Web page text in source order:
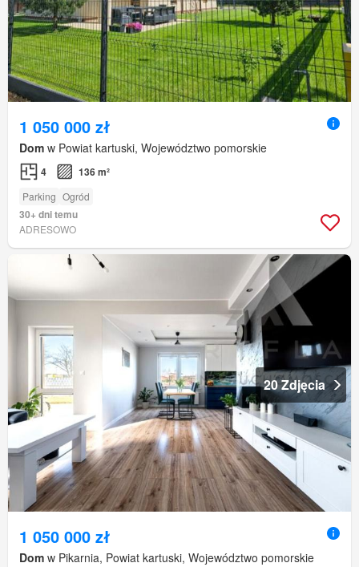
1 050 000 zł
Dom w Powiat kartuski, Województwo pomorskie
4 136 m²
Parking Ogród
30+ dni temu
ADRESOWO
20 Zdjęcia
1 050 000 zł
Dom w Pikarnia, Powiat kartuski, Województwo pomorskie